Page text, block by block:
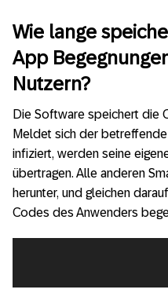
Wie lange
App
Nutzern?
Die Software speichert die
Meldet sich der
infiziert, werden seine
übertragen. Alle anderen
herunter, und gleichen
Codes des Anwenders